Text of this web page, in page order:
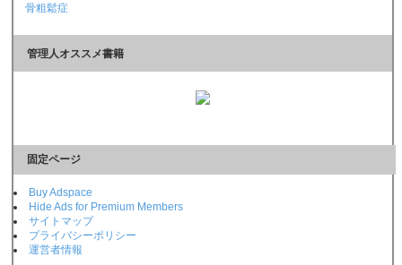
骨粗鬆症
管理人オススメ書籍
固定ページ
Buy Adspace
Hide Ads for Premium Members
サイトマップ
プライバシーポリシー
運営者情報